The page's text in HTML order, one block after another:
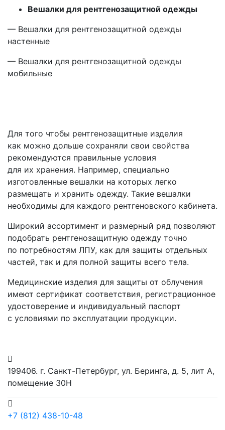
Вешалки для рентгенозащитной одежды
— Вешалки для рентгенозащитной одежды
настенные
— Вешалки для рентгенозащитной одежды
мобильные
Для того чтобы рентгенозащитные изделия
как можно дольше сохраняли свои свойства
рекомендуются правильные условия
для их хранения. Например, специально
изготовленные вешалки на которых легко
размещать и хранить одежду. Такие вешалки
необходимы для каждого рентгеновского кабинета.
Широкий ассортимент и размерный ряд позволяют
подобрать рентгенозащитную одежду точно
по потребностям ЛПУ, как для защиты отдельных
частей, так и для полной защиты всего тела.
Медицинские изделия для защиты от облучения
имеют сертификат соответствия, регистрационное
удостоверение и индивидуальный паспорт
с условиями по эксплуатации продукции.
199406. г. Санкт-Петербург, ул. Беринга, д. 5, лит А,
помещение 30Н
+7 (812) 438-10-48